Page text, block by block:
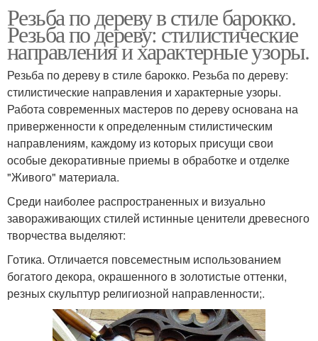
Резьба по дереву в стиле барокко.
Резьба по дереву: стилистические
направления и характерные узоры.
Резьба по дереву в стиле барокко. Резьба по дереву:
стилистические направления и характерные узоры.
Работа современных мастеров по дереву основана на
приверженности к определенным стилистическим
направлениям, каждому из которых присущи свои
особые декоративные приемы в обработке и отделке
"Живого" материала.
Среди наиболее распространенных и визуально
завораживающих стилей истинные ценители древесного
творчества выделяют:
Готика. Отличается повсеместным использованием
богатого декора, окрашенного в золотистые оттенки,
резных скульптур религиозной направленности;.